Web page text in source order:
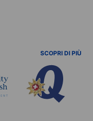
SCOPRI DI PIÙ